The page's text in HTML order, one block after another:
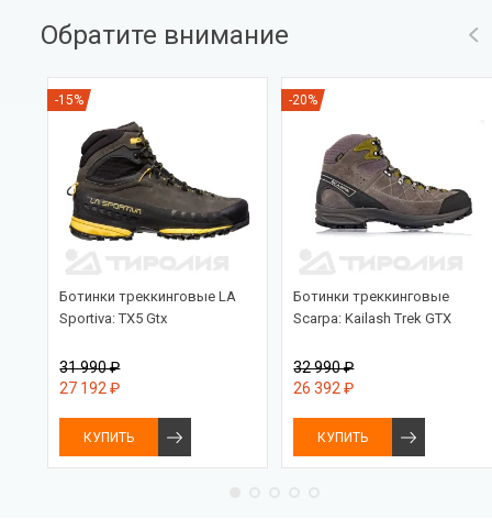
Обратите внимание
-15%
Ботинки треккинговые LA
Sportiva: TX5 Gtx
31 990 ₽
27 192 ₽
КУПИТЬ
-20%
Ботинки треккинговые
Scarpa: Kailash Trek GTX
32 990 ₽
26 392 ₽
КУПИТЬ